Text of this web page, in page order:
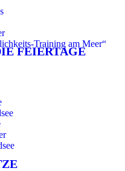
Training am Meer“
FEIERTAGE